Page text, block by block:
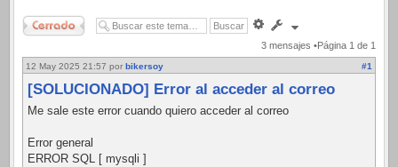
Cerrado
Búsqueda
3 mensajes •Página 1 de 1
12 May 2025 21:57 por bikersoy #1
[SOLUCIONADO] Error al acceder al correo
Me sale este error cuando quiero acceder al correo
Error general
ERROR SQL [ mysqli ]